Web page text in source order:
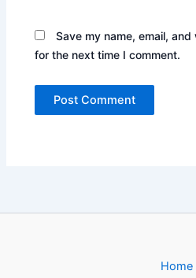
Save my name, email,
for the next time I comment.
Home